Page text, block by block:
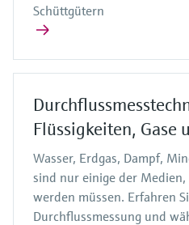
Schüttgütern
Flüssigkeiten, Gase
Wasser, Erdgas, Dampf,
sind nur einige der Medien,
werden müssen. Erfahren
Durchflussmessung und